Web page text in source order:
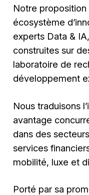
Notre
écosystème
experts Data &
construites sur
laboratoire de
développement
Nous traduisons
avantage
dans des
services
mobilité, luxe et
Porté par sa